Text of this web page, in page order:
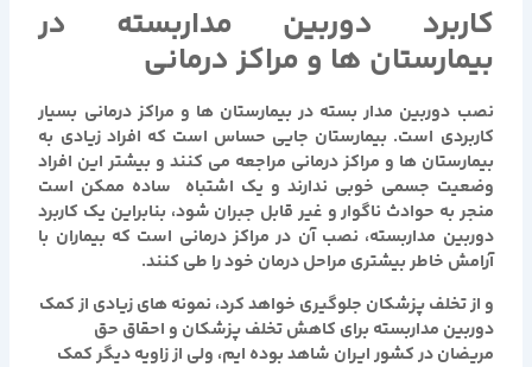
کاربرد دوربین مداربسته در
بیمارستان ها و مراکز درمانی
نصب دوربین مدار بسته در بیمارستان ها و مراکز درمانی بسیار
کاربردی است. بیمارستان جایی حساس است که افراد زیادی به
بیمارستان ها و مراکز درمانی مراجعه می کنند و بیشتر این افراد
وضعیت جسمی خوبی ندارند و یک اشتباه ساده ممکن است
منجر به حوادث ناگوار و غیر قابل جبران شود، بنابراین یک کاربرد
دوربین مداربسته، نصب آن در مراکز درمانی است که بیماران با
آرامش خاطر بیشتری مراحل درمان خود را طی کنند.
و از تخلف پزشکان جلوگیری خواهد کرد، نمونه های زیادی از کمک
دوربین مداربسته برای کاهش تخلف پزشکان و احقاق حق
مریضان در کشور ایران شاهد بوده ایم، ولی از زاویه دیگر کمک